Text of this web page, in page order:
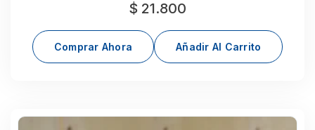
$ 21.800
Comprar Ahora Añadir Al Carrito